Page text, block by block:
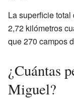
La superficie
2,72 kilómetros
que 270 campos
¿Cuántas
Miguel?